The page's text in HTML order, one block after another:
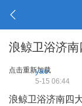
浪鲸卫浴济
点击重新加载
yao
5-15 06:44
浪鲸卫浴济南四